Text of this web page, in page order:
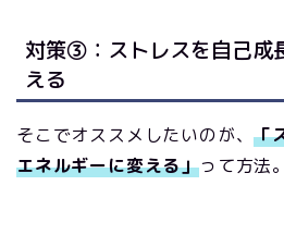
対策③：ストレスを自己成
える
そこでオススメしたいのが、「
エネルギーに変える」って方法。